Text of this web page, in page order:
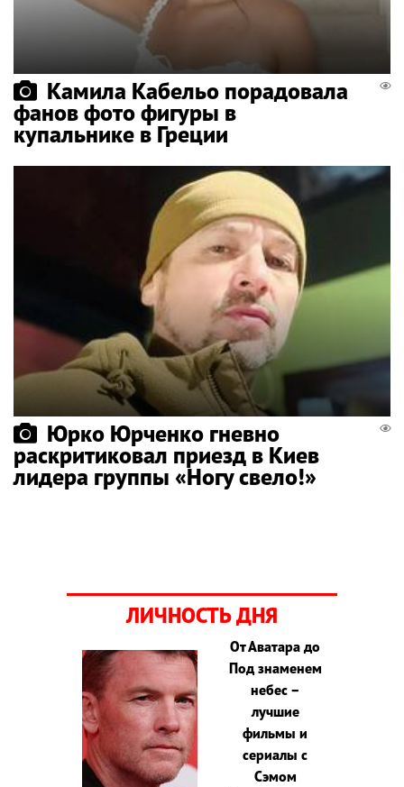
Камила Кабельо порадовала
фанов фото фигуры в
купальнике в Греции
Юрко Юрченко гневно
раскритиковал приезд в Киев
лидера группы «Ногу свело!»
ЛИЧНОСТЬ ДНЯ
От Аватара до
Под знаменем
небес –
лучшие
фильмы и
сериалы с
Сэмом